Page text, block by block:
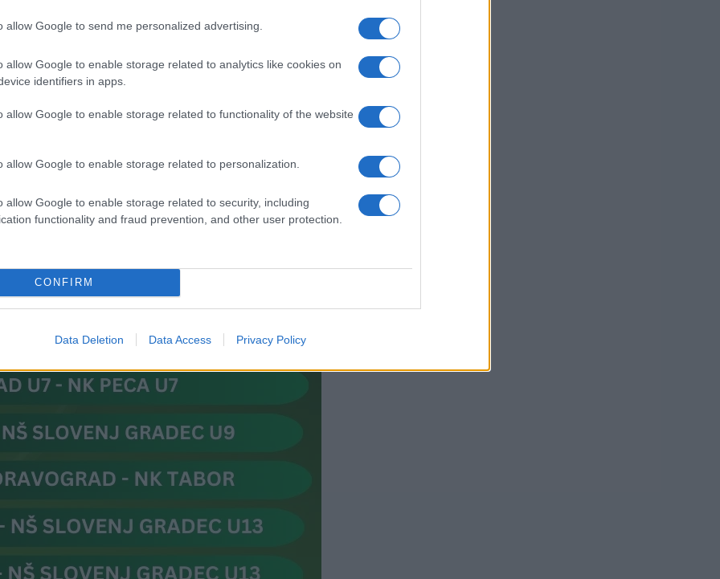
allow Google to send me personalized advertising.
allow Google to enable storage related to analytics like cookies on
identifiers in apps.
allow Google to enable storage related to functionality of the website
allow Google to enable storage related to personalization.
allow Google to enable storage related to security, including
functionality and fraud prevention, and other user protection.
CONFIRM
Data Deletion Data Access Privacy Policy